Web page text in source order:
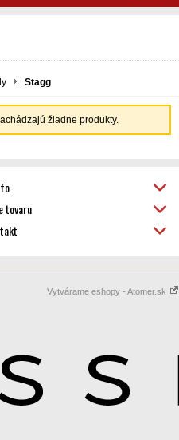
Stagg
žiadne produkty.
tovaru
Vytvárame eshopy - Atomer.sk